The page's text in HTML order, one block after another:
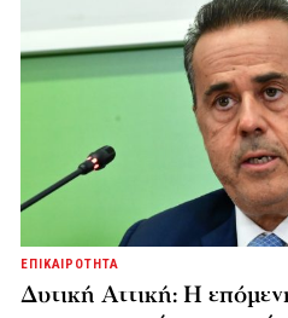
ΕΠΙΚΑΙΡΟΤΗΤΑ
Δυτική Αττική: Η